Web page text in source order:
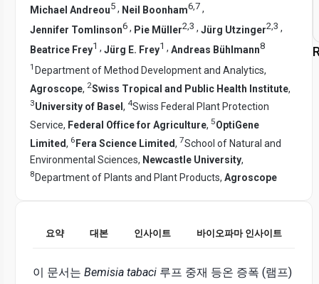
Michael Andreou5 , Neil Boonham6,7 ,
Jennifer Tomlinson6 , Pie Müller2 3 , Jürg Utzinger2 3 ,
Beatrice Frey1 , Jürg E. Frey1 , Andreas Bühlmann8
1 Department of Method Development and Analytics,
Agroscope, 2Swiss Tropical and Public Health Institute,
3University of Basel , 4Swiss Federal Plant Protection
Service, Federal Office for Agriculture, 5OptiGene
Limited, 6Fera Science Limited, 7School of Natural and
Environmental Sciences, Newcastle University,
8 Department of Plants and Plant Products, Agroscope
요약 대본 인사이트 바이오파마 인사이트
이 문서는 Bemisia tabaci 루프 중재 등온 증폭 (램프)